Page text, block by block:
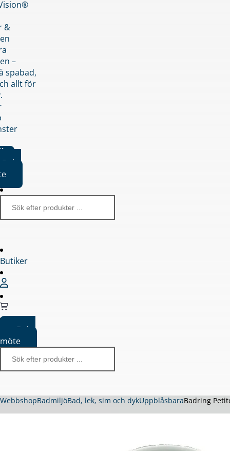
&
–
spabad,
allt för
Boka
Butiker
Boka
möte
WebbshopBadmiljöBad, lek, sim och dykUppblåsbaraBadring